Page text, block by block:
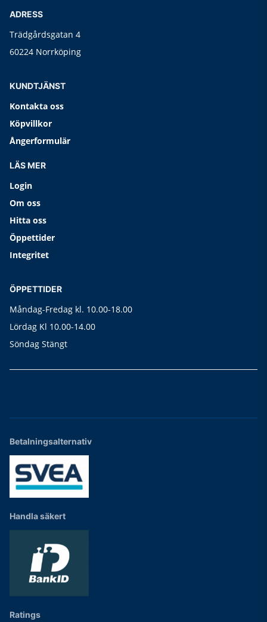
ADRESS
Trädgårdsgatan 4
60224 Norrköping
KUNDTJÄNST
Kontakta oss
Köpvillkor
Ångerformulär
LÄS MER
Login
Om oss
Hitta oss
Öppettider
Integritet
ÖPPETTIDER
Måndag-Fredag kl. 10.00-18.00
Lördag Kl 10.00-14.00
Söndag Stängt
Betalningsalternativ
Handla säkert
Ratings